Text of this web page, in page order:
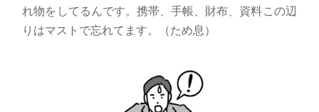
れ物をしてるんです。携帯、手帳、財布、資料この辺
りはマストで忘れてます。（ため息）